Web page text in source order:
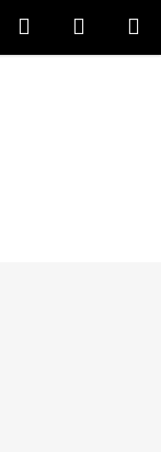
Hľadať
KOŠÍK